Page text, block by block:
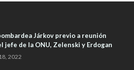
Járkov previo a reunión
jefe de la ONU, Zelenski y Erdogan
2022